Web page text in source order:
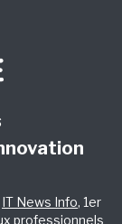
IT News Info, 1er
professionnels